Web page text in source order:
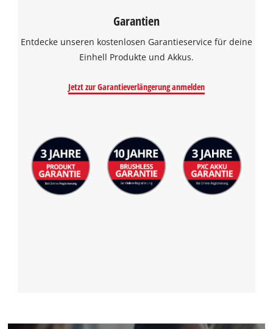
the site with their CMP to add this content
Powered by
Usercentrics Consent
Garantien
Entdecke unseren kostenlosen Garantieservice für deine
Einhell Produkte und Akkus.
Jetzt zur Garantieverlängerung anmelden